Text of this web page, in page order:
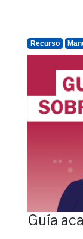
Recurso
Guía